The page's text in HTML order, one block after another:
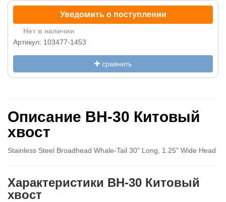
Уведомить о поступлении
Нет в наличии
Артикул: 103477-1453
сравнить
Описание BH-30 Китовый
хвост
Stainless Steel Broadhead Whale-Tail 30" Long, 1.25" Wide Head
Характеристики BH-30 Китовый
хвост